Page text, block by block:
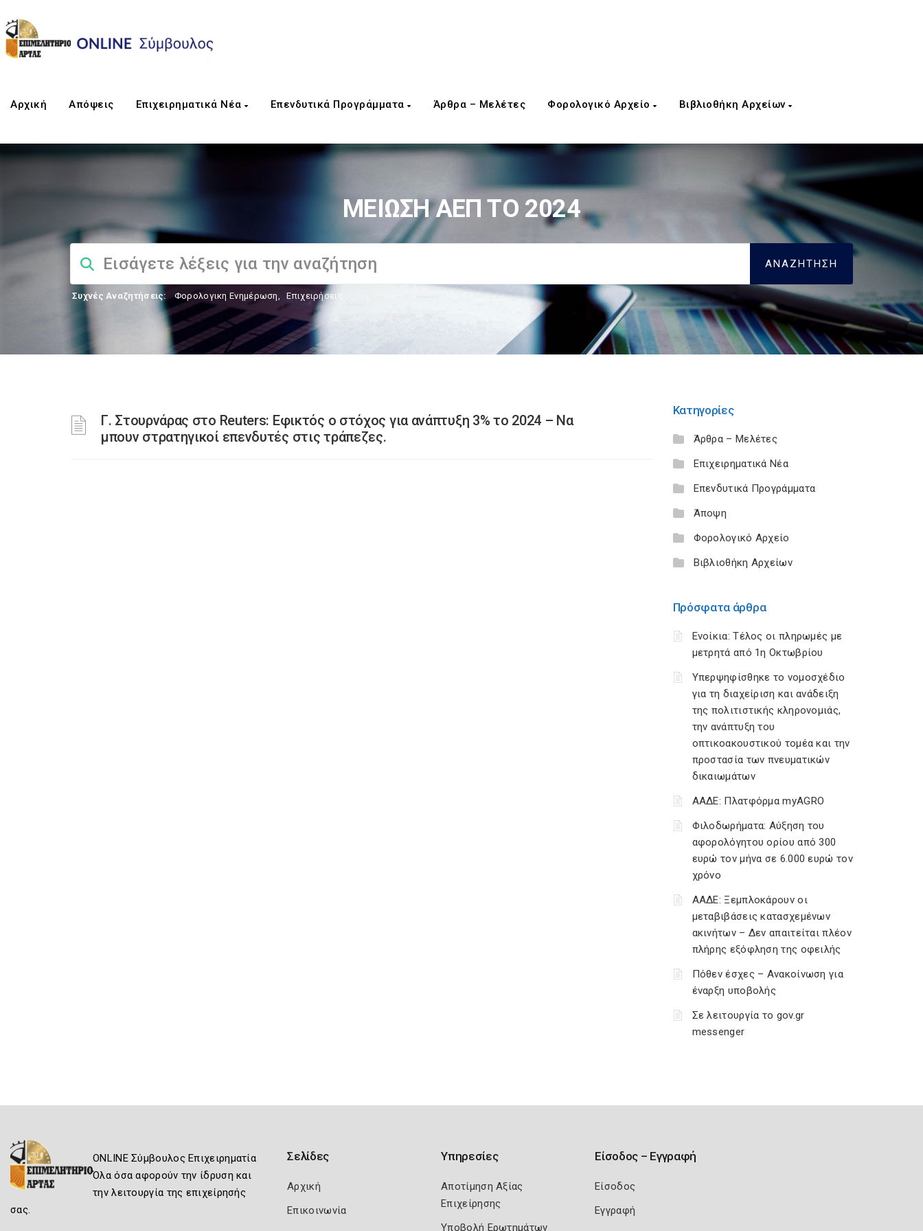
Αρχική Απόψεις Επιχειρηματικά Νέα Επενδυτικά Προγράμματα Άρθρα – Μελέτες Φορολογικό Αρχείο Βιβλιοθήκη Αρχείων
ΜΕΙΩΣΗ ΑΕΠ ΤΟ 2024
Συχνές Αναζητήσεις: Φορολογικη Ενημέρωση, Επιχειρήσεις
Γ. Στουρνάρας στο Reuters: Εφικτός ο στόχος για ανάπτυξη 3% το 2024 – Να
μπουν στρατηγικοί επενδυτές στις τράπεζες.
Κατηγορίες
Άρθρα – Μελέτες
Επιχειρηματικά Νέα
Επενδυτικά Προγράμματα
Άποψη
Φορολογικό Αρχείο
Βιβλιοθήκη Αρχείων
Πρόσφατα άρθρα
Ενοίκια: Τέλος οι πληρωμές με
μετρητά από 1η Οκτωβρίου
Υπερψηφίσθηκε το νομοσχέδιο
για τη διαχείριση και ανάδειξη
της πολιτιστικής κληρονομιάς,
την ανάπτυξη του
οπτικοακουστικού τομέα και την
προστασία των πνευματικών
δικαιωμάτων
ΑΑΔΕ: Πλατφόρμα myAGRO
Φιλοδωρήματα: Αύξηση του
αφορολόγητου ορίου από 300
ευρώ τον μήνα σε 6.000 ευρώ τον
χρόνο
ΑΑΔΕ: Ξεμπλοκάρουν οι
μεταβιβάσεις κατασχεμένων
ακινήτων – Δεν απαιτείται πλέον
πλήρης εξόφληση της οφειλής
Πόθεν έσχες – Ανακοίνωση για
έναρξη υποβολής
Σε λειτουργία το gov.gr
messenger
ONLINE Σύμβουλος Επιχειρηματία
Όλα όσα αφορούν την ίδρυση και
την λειτουργία της επιχείρησής
σας.
Σελίδες
Αρχική
Επικοινωνία
Υπηρεσίες
Αποτίμηση Αξίας
Επιχείρησης
Υποβολή Ερωτημάτων
Είσοδος – Εγγραφή
Είσοδος
Εγγραφή